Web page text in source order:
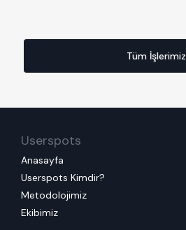
Tüm İşlerimiz
Userspots
Anasayfa
Userspots Kimdir?
Metodolojimiz
Ekibimiz